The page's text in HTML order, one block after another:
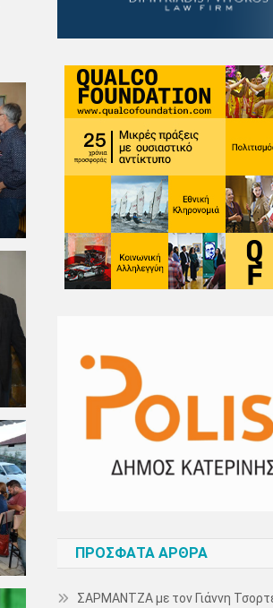
ΠΡΌΣΦΑΤΑ ΆΡΘΡΑ
ΣΑΡΜΑΝΤΖΑ με τον Γιάννη